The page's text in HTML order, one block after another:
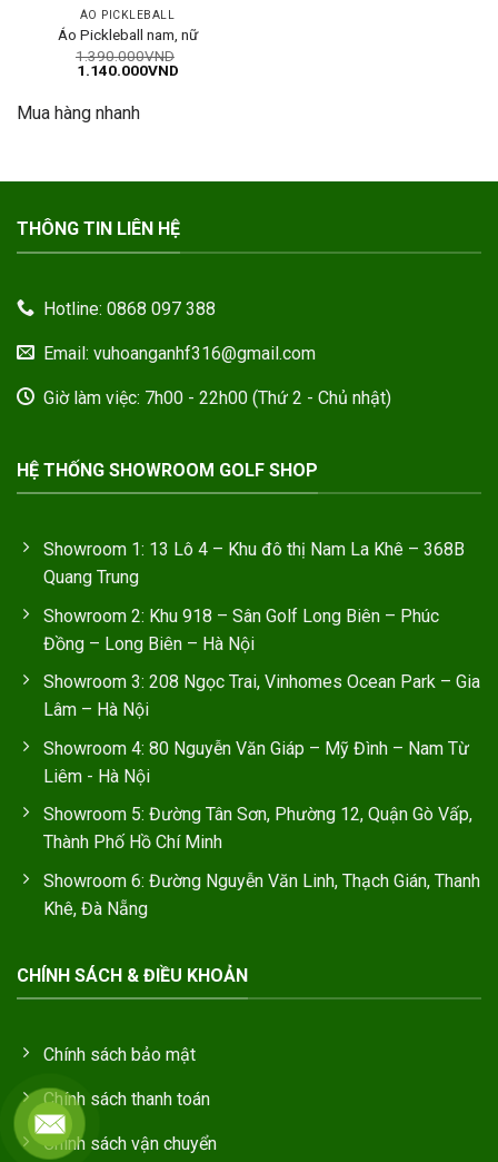
ÁO PICKLEBALL
Áo Pickleball nam, nữ
1.390.000VND
Giá
1.390.000VND.
1.140.000VNDGiá
Mua hàng nhanh
THÔNG TIN LIÊN HỆ
Hotline: 0868 097 388
Email: vuhoanganhf316@gmail.com
Giờ làm việc: 7h00 - 22h00 (Thứ 2 - Chủ nhật)
HỆ THỐNG SHOWROOM GOLF SHOP
Showroom 1: 13 Lô 4 – Khu đô thị Nam La Khê – 368B
Quang Trung
Showroom 2: Khu 918 – Sân Golf Long Biên – Phúc
Đồng – Long Biên – Hà Nội
Showroom 3: 208 Ngọc Trai, Vinhomes Ocean Park – Gia
Lâm – Hà Nội
Showroom 4: 80 Nguyễn Văn Giáp – Mỹ Đình – Nam Từ
Liêm - Hà Nội
Showroom 5: Đường Tân Sơn, Phường 12, Quận Gò Vấp,
Thành Phố Hồ Chí Minh
Showroom 6: Đường Nguyễn Văn Linh, Thạch Gián, Thanh
Khê, Đà Nẵng
CHÍNH SÁCH & ĐIỀU KHOẢN
Chính sách bảo mật
Chính sách thanh toán
Chính sách vận chuyển